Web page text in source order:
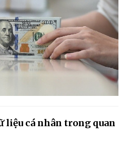
liệu cá nhân trong quan